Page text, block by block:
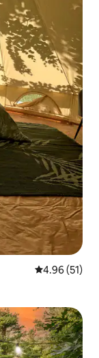
平均评分
4.96 (51)